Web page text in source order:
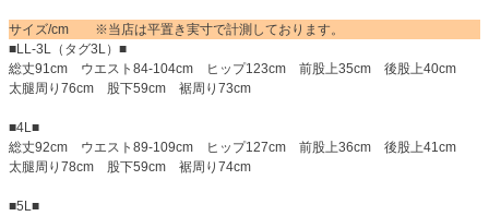
サイズ/cm ※当店は平置き実寸で計測しております。
■LL-3L（タグ3L）■
総丈91cm ウエスト84-104cm ヒップ123cm 前股上35cm 後股上40cm
太腿周り76cm 股下59cm 裾周り73cm
■4L■
総丈92cm ウエスト89-109cm ヒップ127cm 前股上36cm 後股上41cm
太腿周り78cm 股下59cm 裾周り74cm
■5L■